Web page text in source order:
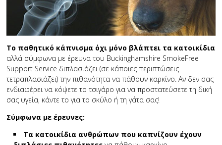
Το παθητικό κάπνισμα όχι μόνο βλάπτει τα κατοικίδια
αλλά σύμφωνα με έρευνα του Buckinghamshire SmokeFree
Support Service διπλασιάζει (σε κάποιες περιπτώσεις
τετραπλασιάζει) την πιθανότητα να πάθουν καρκίνο. Αν δεν σας
ενδιαφέρει να κόψετε το τσιγάρο για να προστατεύσετε τη δική
σας υγεία, κάντε το για το σκύλο ή τη γάτα σας!
Σύμφωνα με έρευνες:
Τα κατοικίδια ανθρώπων που καπνίζουν έχουν